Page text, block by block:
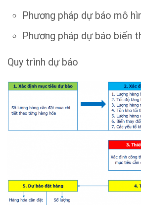
Phương pháp dự báo mô
Phương pháp dự báo biến
Quy trình dự báo